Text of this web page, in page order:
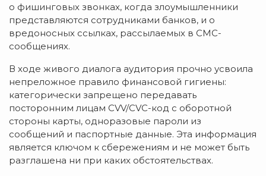
о фишинговых звонках, когда злоумышленники
представляются сотрудниками банков, и о
вредоносных ссылках, рассылаемых в СМС-
сообщениях.
В ходе живого диалога аудитория прочно усвоила
непреложное правило финансовой гигиены:
категорически запрещено передавать
посторонним лицам CVV/CVC-код с оборотной
стороны карты, одноразовые пароли из
сообщений и паспортные данные. Эта информация
является ключом к сбережениям и не может быть
разглашена ни при каких обстоятельствах.